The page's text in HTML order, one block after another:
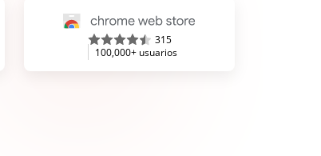
315
100,000+ usuarios